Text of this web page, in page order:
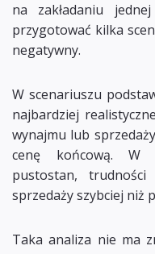
na zakładaniu
przygotować kilka
negatywny.
W scenariuszu
najbardziej
wynajmu lub
cenę końcową. W
pustostan,
sprzedaży szybciej niż
Taka analiza nie ma